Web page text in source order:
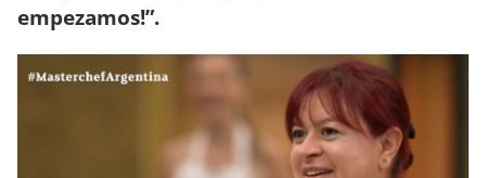
empezamos!”.